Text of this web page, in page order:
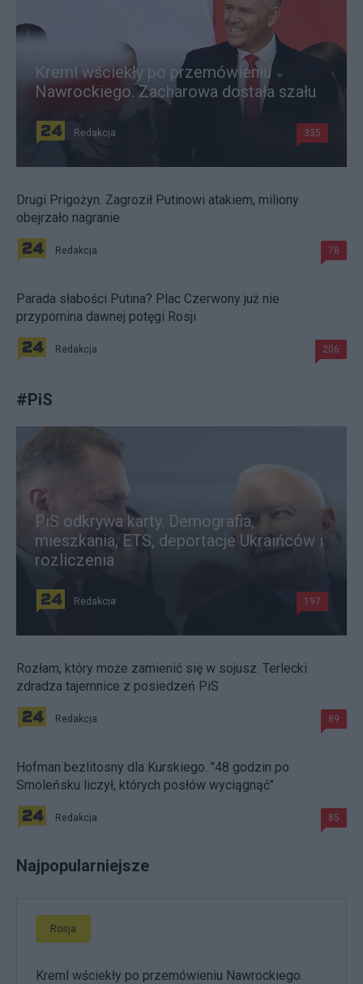
Kreml wściekły po przemówieniu
Nawrockiego. Zacharowa dostała szału
Redakcja 335
Drugi Prigożyn. Zagroził Putinowi atakiem, miliony
obejrzało nagranie
Redakcja 78
Parada słabości Putina? Plac Czerwony już nie
przypomina dawnej potęgi Rosji
Redakcja 206
#PiS
PiS odkrywa karty. Demografia,
mieszkania, ETS, deportacje Ukraińców i
rozliczenia
Redakcja 197
Rozłam, który może zamienić się w sojusz. Terlecki
zdradza tajemnice z posiedzeń PiS
Redakcja 89
Hofman bezlitosny dla Kurskiego. "48 godzin po
Smoleńsku liczył, których posłów wyciągnąć"
Redakcja 85
Najpopularniejsze
Rosja
Kreml wściekły po przemówieniu Nawrockiego.